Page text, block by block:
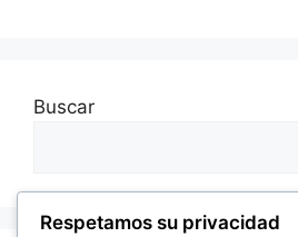
Buscar
Respetamos su privacidad